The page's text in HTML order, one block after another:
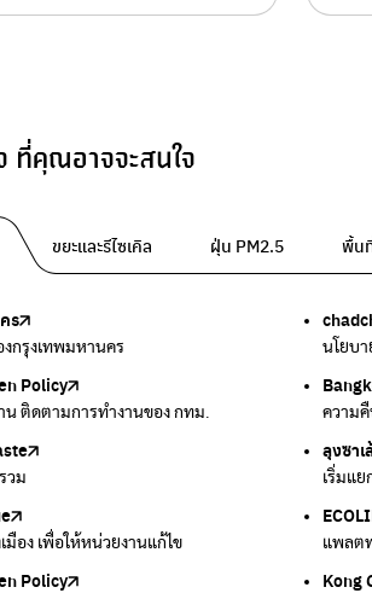
ที่คุณอาจจะสนใจ
ขยะและรีไซเคิล ฝุ่น PM2.5 พื้น
ร
งกรุงเทพมหานคร นโยบ
Policy
น ติดตามการทำงานของ กทม. ความ
วม
ลุงซา
เริ่มแ
มือง เพื่อให้หน่วยงานแก้ไข แพลต
Policy Kong
พื่อให้หน่วยงานแก้ไข
BKK
กรุงเท
ในพื้นที่อย่างเป็นระบบ แอปแย
พิษ
กับมาตรฐานคุณภาพอากาศ น้ำ และเสียง
มูลนิธิ
สร้างโ
นพฤติกรรมการแยกขยะ แพลต
delivery
อให้หน่วยงานแก้ไข รายง
พิษ
กับมาตรฐานคุณภาพอากาศ น้ำ และเสียง
Line
แจ้งเ
ชนเพื่อสิ่งแวดล้อม
สำนัก
ศูนย์ข้
งการต้นไม้ล้านต้น โครงก
(TGU)
ด้านสิ่งแวดล้อมและพื้นที่สีเขียว ศูนย์อ
กรธรรมชาติและสิ่งแวดล้อม
าพและสิ่งแวดล้อม
แปลงสภาพภูมิอากาศและสิ่งแวดล้อม เรื่องร
าชนเพื่อสิ่งแวดล้อม เพจรณ
Thailand
อคำนวณคาร์บอนฟุตพริ้นท์
กรมอุ
กรมค
Justice Foundation Thailand
35
โครงก